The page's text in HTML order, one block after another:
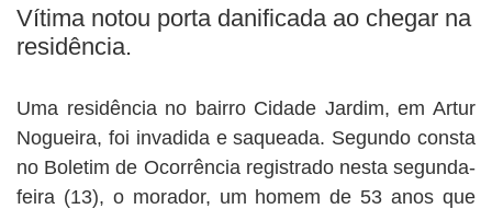
Vítima notou porta danificada ao chegar na
residência.
Uma residência no bairro Cidade Jardim, em Artur
Nogueira, foi invadida e saqueada. Segundo consta
no Boletim de Ocorrência registrado nesta segunda-
feira (13), o morador, um homem de 53 anos que